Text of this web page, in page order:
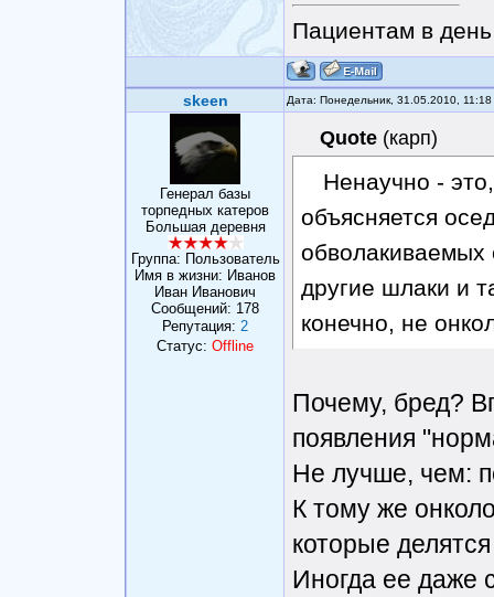
Пациентам в
skeen Дата: Понедельник, 31.05.2010,
Генерал базы
торпедных катеров
Большая деревня
Группа: Пользователь
Имя в жизни: Иванов
Иван Иванович
Сообщений: 178
Репутация: 2
Статус: Offline
Quote (карп)
Ненаучно -
объясняется
обволакиваемых
другие шлаки и
конечно, не
Почему, бред?
появления
Не лучше, чем:
К тому же
которые
Иногда ее даже